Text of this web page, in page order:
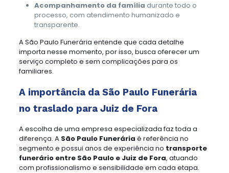
Acompanhamento da família durante todo o
processo, com atendimento humanizado e
transparente.
A São Paulo Funerária entende que cada detalhe
importa nesse momento, por isso, busca oferecer um
serviço completo e sem complicações para os
familiares.
A importância da São Paulo Funerária
no traslado para Juiz de Fora
A escolha de uma empresa especializada faz toda a
diferença. A São Paulo Funerária é referência no
segmento e possui anos de experiência no transporte
funerário entre São Paulo e Juiz de Fora, atuando
com profissionalismo e sensibilidade em cada etapa.